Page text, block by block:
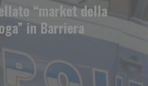
“market della
in Barriera